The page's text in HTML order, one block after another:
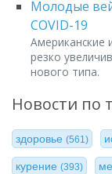
Молодые
COVID-19
Американские
резко
нового типа.
Новости по
здоровье (561)
курение (393)